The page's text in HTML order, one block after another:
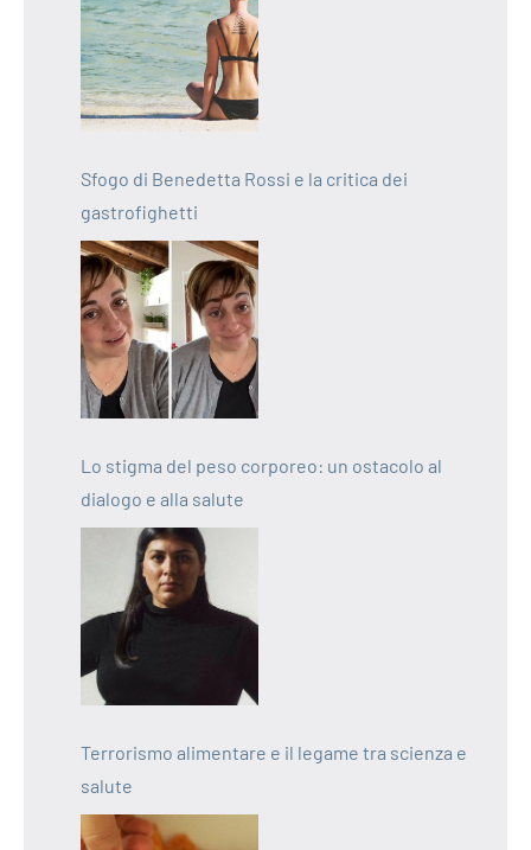
Sfogo di Benedetta Rossi e la critica dei
gastrofighetti
Lo stigma del peso corporeo: un ostacolo al
dialogo e alla salute
Terrorismo alimentare e il legame tra scienza e
salute